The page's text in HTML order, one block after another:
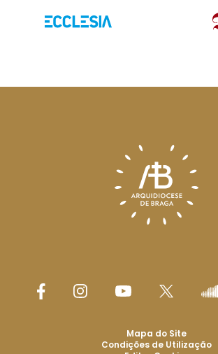
Mapa do Site
Condições de Utilização